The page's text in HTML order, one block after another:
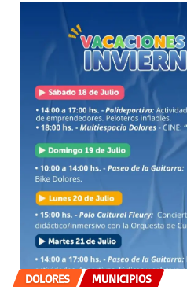
DOLORES MUNICIPIOS